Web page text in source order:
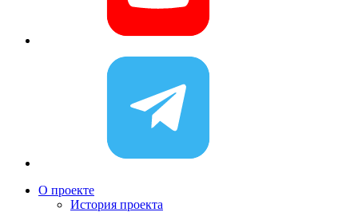
О проекте
История проекта